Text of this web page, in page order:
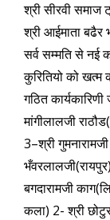
श्री सीरवी
श्री आईमाता
सर्व सम्मति से नई
कुरितियो को खत्म
गठित
मांगीलालजी
3–श्री
बगदारामजी
कला) 2- श्री